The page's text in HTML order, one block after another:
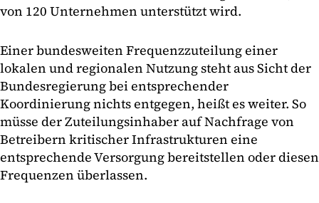
von 120 Unternehmen unterstützt wird.
Einer bundesweiten Frequenzzuteilung einer
lokalen und regionalen Nutzung steht aus Sicht der
Bundesregierung bei entsprechender
Koordinierung nichts entgegen, heißt es weiter. So
müsse der Zuteilungsinhaber auf Nachfrage von
Betreibern kritischer Infrastrukturen eine
entsprechende Versorgung bereitstellen oder diesen
Frequenzen überlassen.